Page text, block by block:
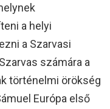
a helyi
a Szarvasi
számára a
történelmi örökség
Európa első